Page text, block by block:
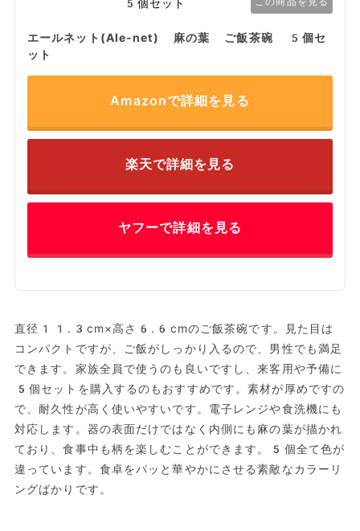
エールネット(Ale-net) 麻の葉 ご飯茶碗 5個セ
ット
Amazonで詳細を見る
楽天で詳細を見る
ヤフーで詳細を見る
直径11.3cm×高さ6.6cmのご飯茶碗です。見た目は
コンパクトですが、ご飯がしっかり入るので、男性でも満足
できます。家族全員で使うのも良いですし、来客用や予備に
5個セットを購入するのもおすすめです。素材が厚めですの
で、耐久性が高く使いやすいです。電子レンジや食洗機にも
対応します。器の表面だけではなく内側にも麻の葉が描かれ
ており、食事中も柄を楽しむことができます。5個全て色が
違っています。食卓をパッと華やかにさせる素敵なカラーリ
ングばかりです。